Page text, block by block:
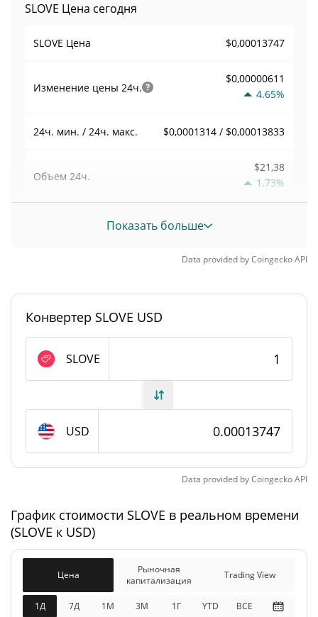
SLOVE Цена сегодня
SLOVE Цена $0,00013747
Изменение цены 24ч.
$0,00000611
4.65%
24ч. мин. / 24ч. макс. $0,0001314 / $0,00013833
Объем 24ч.
$21,38
1.73%
Объем / Рыночная
SLOVE Предложение
В обращении 89 999 999,9 SLOVE
Общее предложение 100 000 000 SLOVE
Максимальное
предложение
100 000 000 SLOVE
Рыночная
капитализация
4.65%
Разбавленная рыночная
капитализация
0.30%
Показать больше
Data provided byCoingeckoAPI
Конвертер SLOVE USD
SLOVE
USD
Data provided byCoingeckoAPI
График стоимости SLOVE в реальном времени
(SLOVE к USD)
Цена
Рыночная
капитализация
Trading View
1Д 7Д 1М 3M 1Г YTD ВСЕ